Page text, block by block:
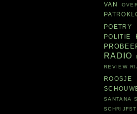
VAN
POETRY
POLITIE
RADIO
REVIEW
ROOSJE
SANTANA